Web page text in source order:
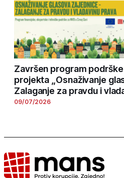
Završen program
projekta „Osnaživanje
Zalaganje za pravdu i
09/07/2026